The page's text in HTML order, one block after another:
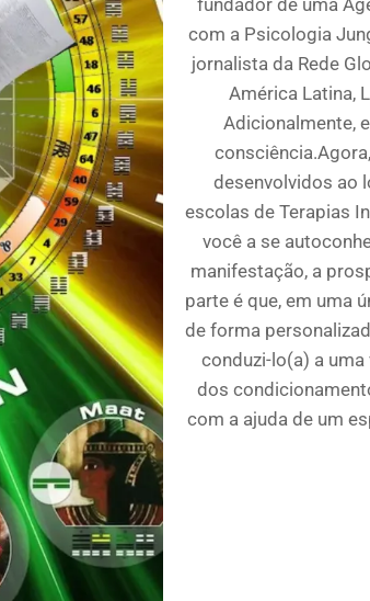
fundador de uma
com a Psicologia
jornalista da Rede
América Latina,
Adicionalmente,
desenvolvidos ao
escolas de Terapias
você a se
manifestação, a
parte é que, em uma
de forma
conduzi-lo(a) a
dos
com a ajuda de um